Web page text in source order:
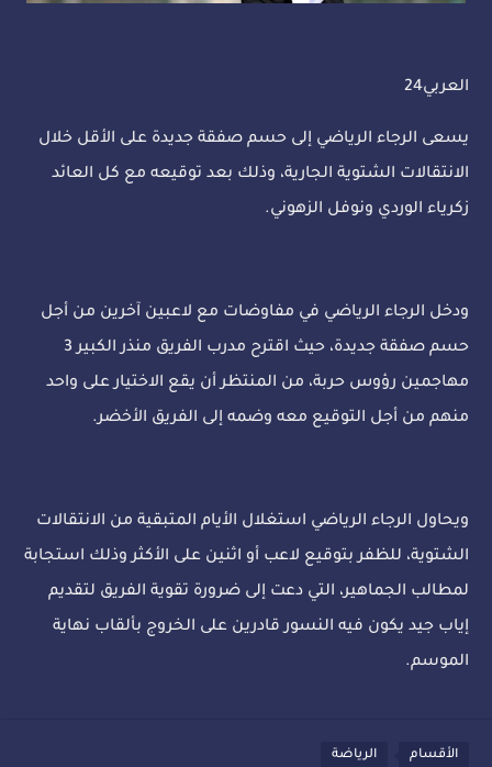
العربي24
يسعى الرجاء الرياضي إلى حسم صفقة جديدة على الأقل خلال
الانتقالات الشتوية الجارية، وذلك بعد توقيعه مع كل العائد
زكرياء الوردي ونوفل الزهوني.
ودخل الرجاء الرياضي في مفاوضات مع لاعبين آخرين من أجل
حسم صفقة جديدة، حيث اقترح مدرب الفريق منذر الكبير 3
مهاجمين رؤوس حربة، من المنتظر أن يقع الاختيار على واحد
منهم من أجل التوقيع معه وضمه إلى الفريق الأخضر.
ويحاول الرجاء الرياضي استغلال الأيام المتبقية من الانتقالات
الشتوية، للظفر بتوقيع لاعب أو اثنين على الأكثر وذلك استجابة
لمطالب الجماهير، التي دعت إلى ضرورة تقوية الفريق لتقديم
إياب جيد يكون فيه النسور قادرين على الخروج بألقاب نهاية
الموسم.
الأقسام الرياضة